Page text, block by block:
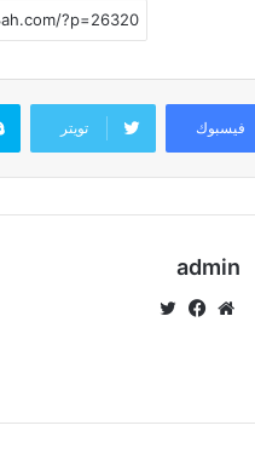
فيسبوك تويتر
admin
موق في